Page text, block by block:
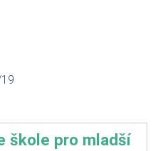
škole pro mladší